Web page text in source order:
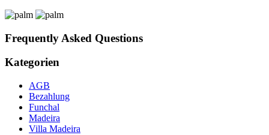
Frequently Asked Questions
Kategorien
AGB
Bezahlung
Funchal
Madeira
Villa Madeira